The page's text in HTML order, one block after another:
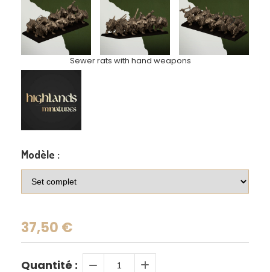
Sewer rats with hand weapons
Modèle :
37,50 €
Quantité :